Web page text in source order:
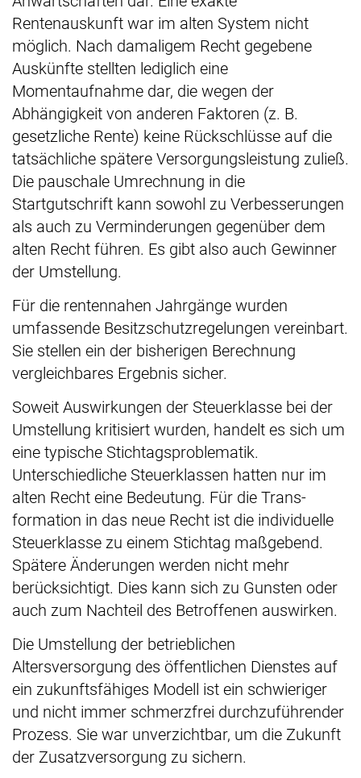
Rentenauskunft war im alten System nicht
möglich. Nach damaligem Recht gegebene
Auskünfte stellten lediglich eine
Momentaufnahme dar, die wegen der
Abhängigkeit von anderen Faktoren (z. B.
gesetzliche Rente) keine Rückschlüsse auf die
tatsächliche spätere Versorgungsleistung zuließ.
Die pauschale Umrechnung in die
Startgutschrift kann sowohl zu Verbesserungen
als auch zu Verminderungen gegenüber dem
alten Recht führen. Es gibt also auch Gewinner
der Umstellung.
Für die rentennahen Jahrgänge wurden
umfassende Besitzschutzregelungen vereinbart.
Sie stellen ein der bisherigen Berechnung
vergleichbares Ergebnis sicher.
Soweit Auswirkungen der Steuerklasse bei der
Umstellung kritisiert wurden, handelt es sich um
eine typische Stichtagsproblematik.
Unterschiedliche Steuerklassen hatten nur im
alten Recht eine Bedeutung. Für die Trans-
formation in das neue Recht ist die individuelle
Steuerklasse zu einem Stichtag maßgebend.
Spätere Änderungen werden nicht mehr
berücksichtigt. Dies kann sich zu Gunsten oder
auch zum Nachteil des Betroffenen auswirken.
Die Umstellung der betrieblichen
Altersversorgung des öffentlichen Dienstes auf
ein zukunftsfähiges Modell ist ein schwieriger
und nicht immer schmerzfrei durchzuführender
Prozess. Sie war unverzichtbar, um die Zukunft
der Zusatzversorgung zu sichern.